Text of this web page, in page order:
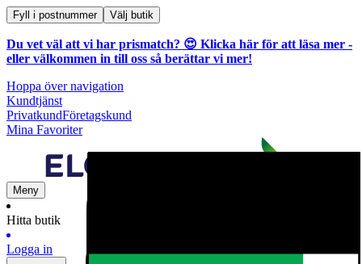
Fyll i postnummer Välj butik
Du vet väl att vi har prismatch? 😍 Klicka här för att läsa mer -
eller välkommen in till oss så berättar vi mer!
Hoppa över navigation
Kundtjänst
PrivatkundFöretagskund
Mina Favoriter
Meny
Hitta butik
Logga in